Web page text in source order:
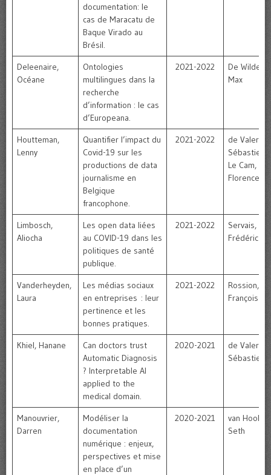
documentation: le
cas de Maracatu de
Baque Virado au
Brésil.
Deleenaire,
Océane
Ontologies
multilingues dans la
recherche
d’information : le cas
d’Europeana.
2021-2022
De Wilde,
Max
Houtteman,
Lenny
Quantifier l’impact du
Covid-19 sur les
productions de data
journalisme en
Belgique
francophone.
2021-2022
de
Sébastien
Le Cam,
Florence
Limbosch,
Aliocha
Les open data liées
au COVID-19 dans les
politiques de santé
publique.
2021-2022
Servais,
Frédéric
Vanderheyden,
Laura
Les médias sociaux
en entreprises : leur
pertinence et les
bonnes pratiques.
2021-2022
Rossion,
Françoise
Khiel, Hanane
Can doctors trust
Automatic Diagnosis
? Interpretable AI
applied to the
medical domain.
2020-2021
de
Sébastien
Manouvrier,
Darren
Modéliser la
documentation
numérique : enjeux,
perspectives et mise
en place d’un
2020-2021
van
Seth